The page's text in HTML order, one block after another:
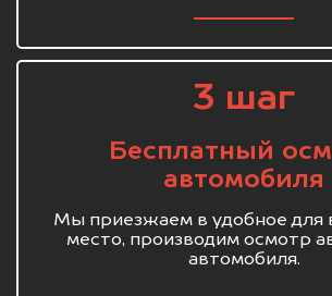
3 шаг
Бесплатный
автомобиля
Мы приезжаем в удобное для
место, производим осмотр
автомобиля.